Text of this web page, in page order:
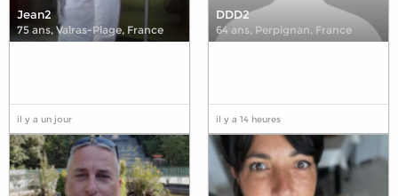
Jean2
75 ans, Valras-Plage, France
il y a un jour
DDD2
64 ans, Perpignan, France
il y a 14 heures